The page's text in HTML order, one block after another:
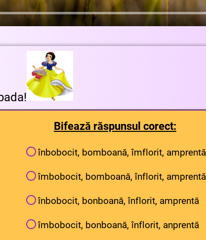
Bifează răspunsul corect:
înbobocit, bomboană, îmflorit, amprentă
îmbobocit, bomboană, înflorit, amprentă
înbobocit, bonboană, înflorit, amprentă
îmbobocit, bonboană, înflorit, anprentă